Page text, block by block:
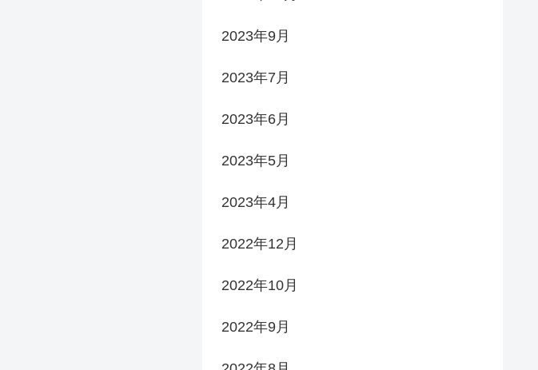
2023年9月
2023年7月
2023年6月
2023年5月
2023年4月
2022年12月
2022年10月
2022年9月